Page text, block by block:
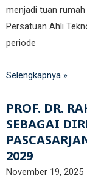
menjadi tuan
Persatuan Ahli
periode
Selengkapnya »
PROF. DR.
SEBAGAI
2029
November 19, 2025